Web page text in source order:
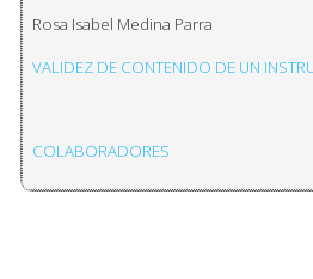
Rosa Isabel Medina Parra
VALIDEZ DE CONTENIDO DE UN
COLABORADORES